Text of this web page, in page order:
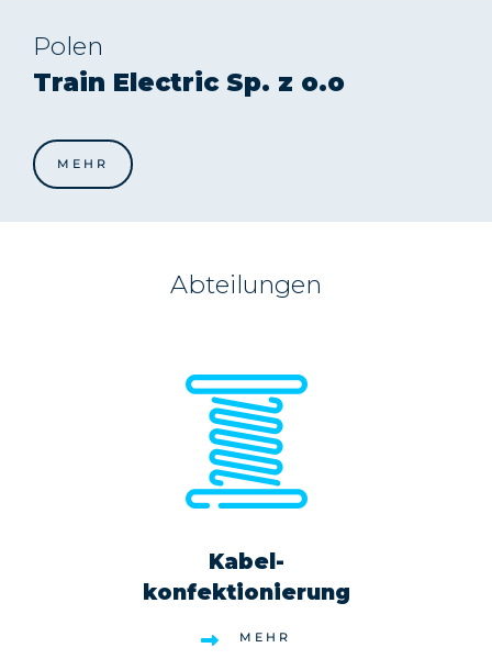
Polen
Train Electric Sp. z o.o
MEHR
Abteilungen
Kabel-
konfektionierung
MEHR